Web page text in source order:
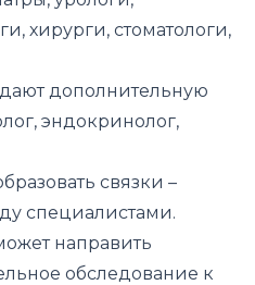
хирурги, стоматологи,
дополнительную
эндокринолог,
связки –
специалистами.
направить
обследование к